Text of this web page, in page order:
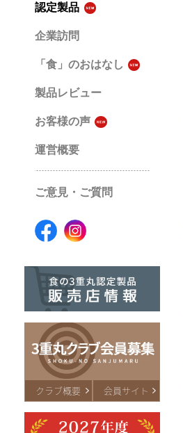
認定製品
企業訪問
「食」のおはなし
製品レビュー
お客様の声
運営概要
ご意見・ご質問
クラブ概要 会員サイト